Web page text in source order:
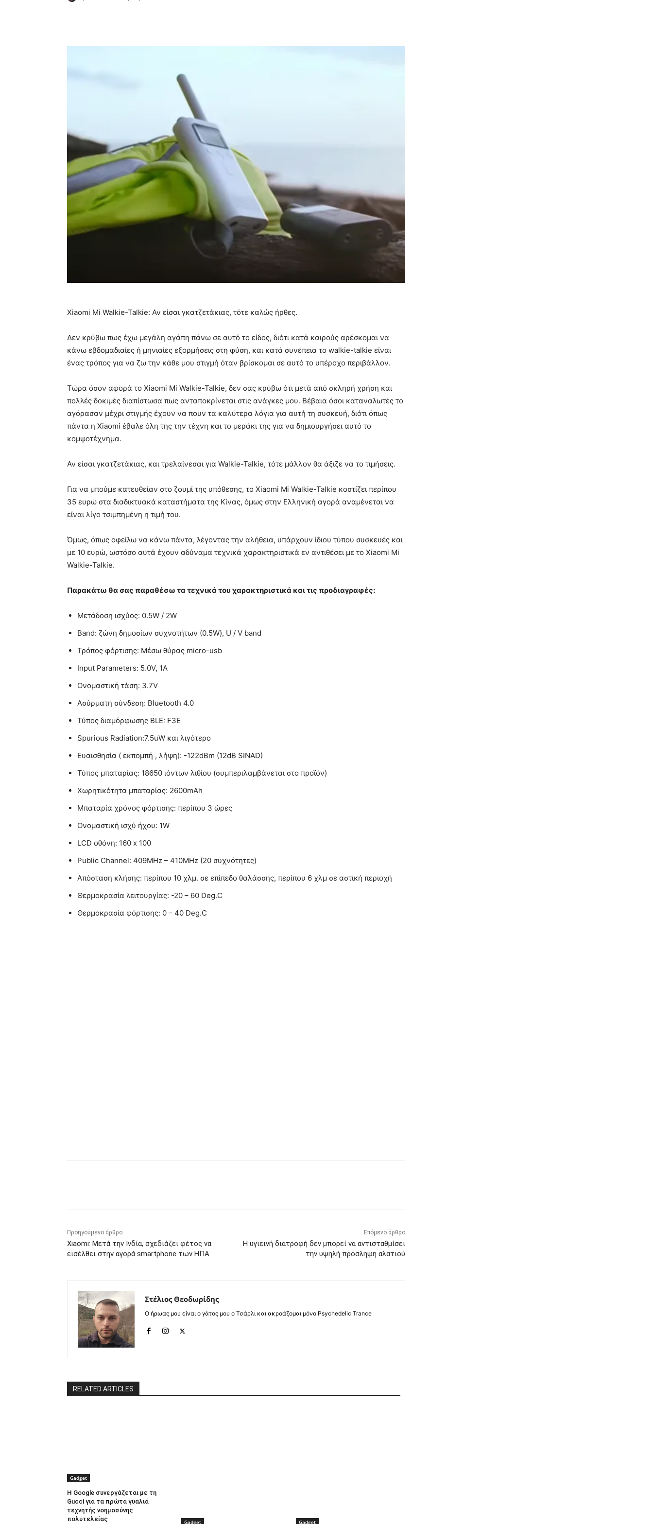
Xiaomi Mi Walkie-Talkie: Αν είσαι γκατζετάκιας, τότε καλώς ήρθες.
Δεν κρύβω πως έχω μεγάλη αγάπη πάνω σε αυτό το είδος, διότι κατά καιρούς αρέσκομαι να
κάνω εβδομαδιαίες ή μηνιαίες εξορμήσεις στη φύση, και κατά συνέπεια το walkie-talkie είναι
ένας τρόπος για να ζω την κάθε μου στιγμή όταν βρίσκομαι σε αυτό το υπέροχο περιβάλλον.
Τώρα όσον αφορά το Xiaomi Mi Walkie-Talkie, δεν σας κρύβω ότι μετά από σκληρή χρήση και
πολλές δοκιμές διαπίστωσα πως ανταποκρίνεται στις ανάγκες μου. Βέβαια όσοι καταναλωτές το
αγόρασαν μέχρι στιγμής έχουν να πουν τα καλύτερα λόγια για αυτή τη συσκευή, διότι όπως
πάντα η Xiaomi έβαλε όλη της την τέχνη και το μεράκι της για να δημιουργήσει αυτό το
κομψοτέχνημα.
Αν είσαι γκατζετάκιας, και τρελαίνεσαι για Walkie-Talkie, τότε μάλλον θα άξιζε να το τιμήσεις.
Για να μπούμε κατευθείαν στο ζουμί της υπόθεσης, το Xiaomi Mi Walkie-Talkie κοστίζει περίπου
35 ευρώ στα διαδικτυακά καταστήματα της Κίνας, όμως στην Ελληνική αγορά αναμένεται να
είναι λίγο τσιμπημένη η τιμή του.
Όμως, όπως οφείλω να κάνω πάντα, λέγοντας την αλήθεια, υπάρχουν ίδιου τύπου συσκευές και
με 10 ευρώ, ωστόσο αυτά έχουν αδύναμα τεχνικά χαρακτηριστικά εν αντιθέσει με το Xiaomi Mi
Walkie-Talkie.
Παρακάτω θα σας παραθέσω τα τεχνικά του χαρακτηριστικά και τις προδιαγραφές:
Μετάδοση ισχύος: 0.5W / 2W
Band: ζώνη δημοσίων συχνοτήτων (0.5W), U / V band
Τρόπος φόρτισης: Μέσω θύρας micro-usb
Input Parameters: 5.0V, 1A
Ονομαστική τάση: 3.7V
Ασύρματη σύνδεση: Bluetooth 4.0
Τύπος διαμόρφωσης BLE: F3E
Spurious Radiation:7.5uW και λιγότερο
Ευαισθησία ( εκπομπή , λήψη): -122dBm (12dB SINAD)
Τύπος μπαταρίας: 18650 ιόντων λιθίου (συμπεριλαμβάνεται στο προϊόν)
Χωρητικότητα μπαταρίας: 2600mAh
Μπαταρία χρόνος φόρτισης: περίπου 3 ώρες
Ονομαστική ισχύ ήχου: 1W
LCD οθόνη: 160 x 100
Public Channel: 409MHz – 410MHz (20 συχνότητες)
Απόσταση κλήσης: περίπου 10 χλμ. σε επίπεδο θαλάσσης, περίπου 6 χλμ σε αστική περιοχή
Θερμοκρασία λειτουργίας: -20 – 60 Deg.C
Θερμοκρασία φόρτισης: 0 – 40 Deg.C
Προηγούμενο άρθρο
Xiaomi: Μετά την Ινδία, σχεδιάζει φέτος να
εισέλθει στην αγορά smartphone των ΗΠΑ
Επόμενο άρθρο
Η υγιεινή διατροφή δεν μπορεί να αντισταθμίσει
την υψηλή πρόσληψη αλατιού
Στέλιος Θεοδωρίδης
Ο ήρωας μου είναι ο γάτος μου ο Τσάρλι και ακροάζομαι μόνο Psychedelic Trance
RELATED ARTICLES
Gadget
Η Google συνεργάζεται με τη
Gucci για τα πρώτα γυαλιά
τεχνητής νοημοσύνης
πολυτελείας
Gadget Gadget